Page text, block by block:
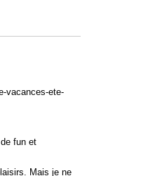
vacances-ete-
fun et
Mais je ne